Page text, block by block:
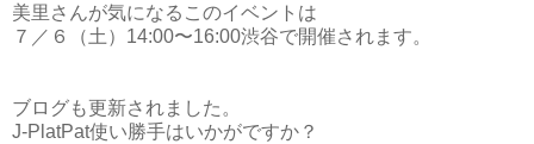
美里さんが気になるこのイベントは
７／６（土）14:00〜16:00渋谷で開催されます。
ブログも更新されました。
J-PlatPat使い勝手はいかがですか？